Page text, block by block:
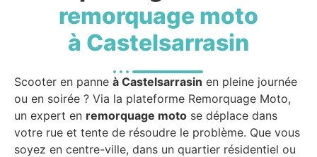
remorquage moto
à Castelsarrasin
Scooter en panne à Castelsarrasin en pleine journée
ou en soirée ? Via la plateforme Remorquage Moto,
un expert en remorquage moto se déplace dans
votre rue et tente de résoudre le problème. Que vous
soyez en centre-ville, dans un quartier résidentiel ou